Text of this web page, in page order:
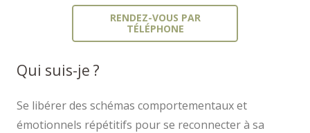
RENDEZ-VOUS PAR
TÉLÉPHONE
Qui suis-je ?
Se libérer des schémas comportementaux et
émotionnels répétitifs pour se reconnecter à sa